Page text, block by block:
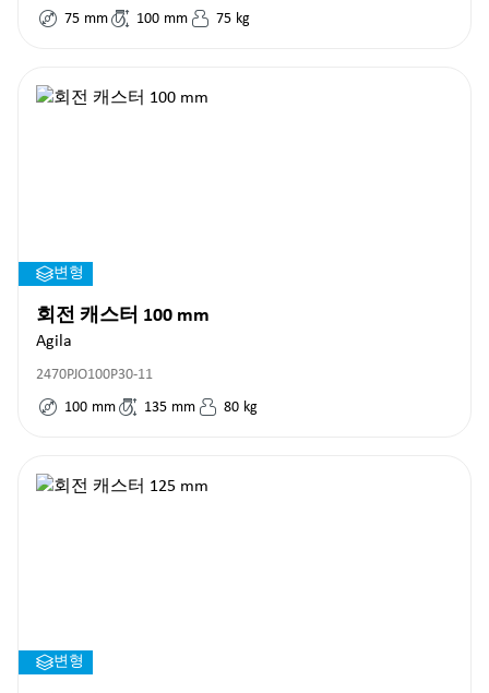
75 mm 100 mm 75 kg
변형
회전 캐스터 100 mm
Agila
2470PJO100P30-11
100 mm 135 mm 80 kg
변형